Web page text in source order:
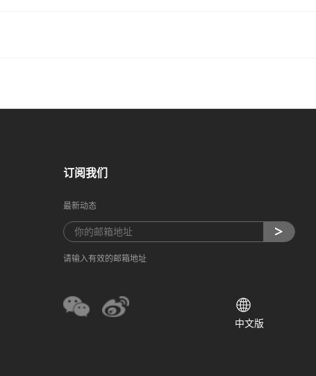
订阅我们
最新动态
请输入有效的邮箱地址
中文版